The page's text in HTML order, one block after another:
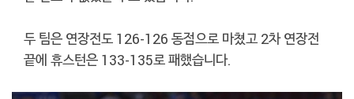
두 팀은 연장전도 126-126 동점으로 마쳤고 2차 연장전
끝에 휴스턴은 133-135로 패했습니다.